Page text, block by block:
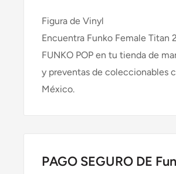
Figura de Vinyl
Encuentra Funko Female Titan
FUNKO POP en tu tienda de
y preventas de coleccionables
México.
PAGO SEGURO DE